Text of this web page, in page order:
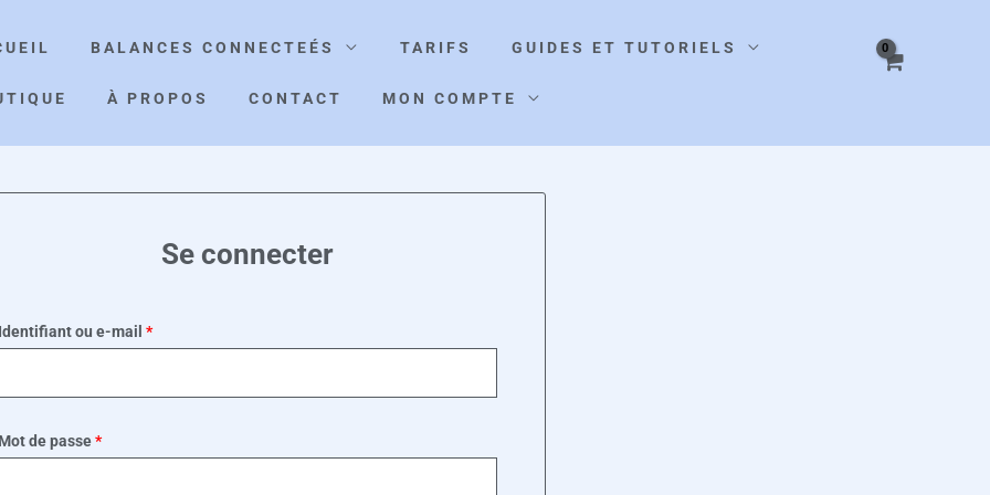
BALANCES CONNECTEÉS TARIFS GUIDES ET TUTORIELS
À PROPOS CONTACT MON COMPTE
Se connecter
Identifiant ou e-mail *
Mot de passe*